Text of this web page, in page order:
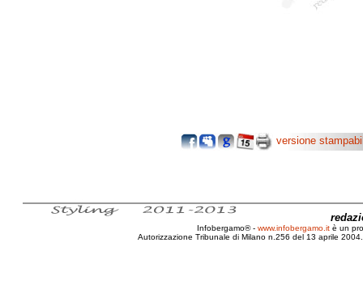
versione
Infobergamo® - www.infobergamo.it è un
Autorizzazione Tribunale di Milano n.256 del 13 aprile